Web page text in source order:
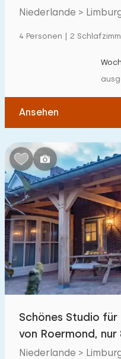
Zugänglichkeit
Rollstuhlgerecht
Naturschutzgebiet
Niederlande >
4 Personen | 2
Ansehen
Schönes Studio
von Roermond,
entfernt.
Niederlande >